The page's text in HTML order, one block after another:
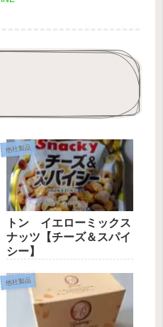
他社製品
トン イエローミックス
ナッツ【チーズ＆スパイ
シー】
他社製品